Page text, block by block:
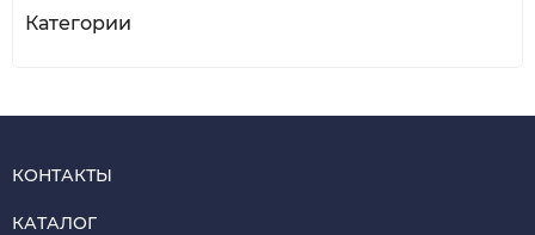
Категории
КОНТАКТЫ
КАТАЛОГ